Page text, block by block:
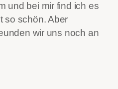
und bei mir find ich es
so schön. Aber
wir uns noch an